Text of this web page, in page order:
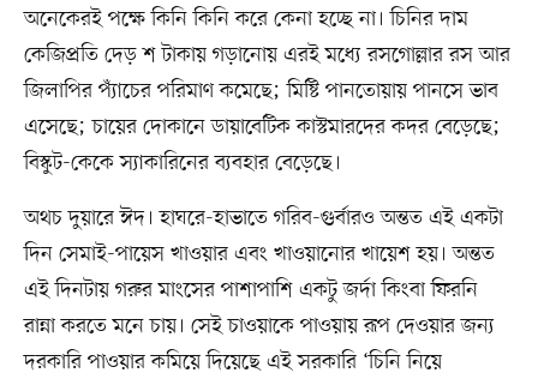
অনেকেরই পক্ষে কিনি কিনি করে কেনা হচ্ছে না। চিনির দাম
কেজিপ্রতি দেড় শ টাকায় গড়ানোয় এরই মধ্যে রসগোল্লার রস আর
জিলাপির প্যাঁচের পরিমাণ কমেছে; মিষ্টি পানতোয়ায় পানসে ভাব
এসেছে; চায়ের দোকানে ডায়াবেটিক কাস্টমারদের কদর বেড়েছে;
বিস্কুট-কেকে স্যাকারিনের ব্যবহার বেড়েছে।
অথচ দুয়ারে ঈদ। হাঘরে-হাভাতে গরিব-গুর্বারও অন্তত এই একটা
দিন সেমাই-পায়েস খাওয়ার এবং খাওয়ানোর খায়েশ হয়। অন্তত
এই দিনটায় গরুর মাংসের পাশাপাশি একটু জর্দা কিংবা ফিরনি
রান্না করতে মনে চায়। সেই চাওয়াকে পাওয়ায় রূপ দেওয়ার জন্য
দরকারি পাওয়ার কমিয়ে দিয়েছে এই সরকারি ‘চিনি নিয়ে